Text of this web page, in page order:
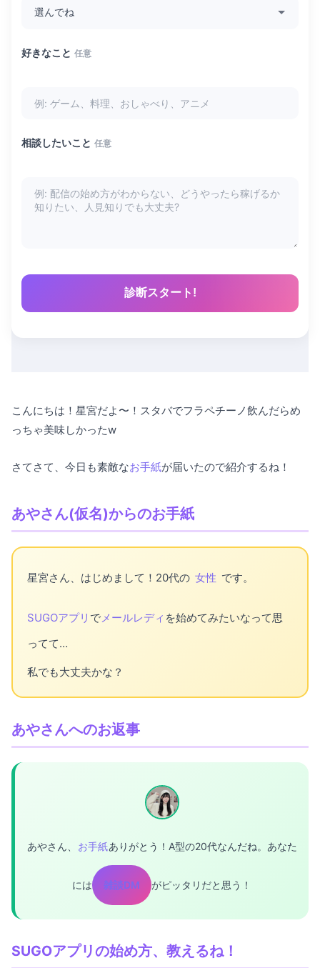
好きなこと 任意
相談したいこと 任意
診断スタート!
こんにちは！星宮だよ〜！スタバでフラペチーノ飲んだらめ
っちゃ美味しかったw
さてさて、今日も素敵なお手紙が届いたので紹介するね！
あやさん(仮名)からのお手紙
星宮さん、はじめまして！20代の 女性 です。
SUGOアプリ でメールレディ を始めてみたいなって思
ってて…
私でも大丈夫かな？
あやさんへのお返事
あやさん、 お手紙ありがとう！A型の20代なんだね。あなた
には 雑談DM がピッタリだと思う！
SUGOアプリの始め方、教えるね！